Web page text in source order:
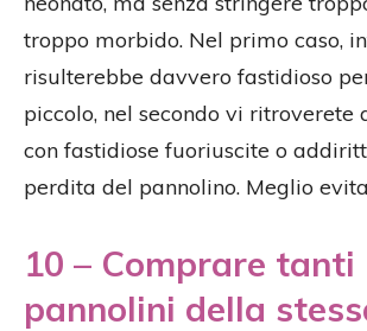
troppo morbido. Nel primo caso,
risulterebbe davvero fastidioso
piccolo, nel secondo vi ritroverete
con fastidiose fuoriuscite o
perdita del pannolino. Meglio
10 – Comprare tanti
pannolini della